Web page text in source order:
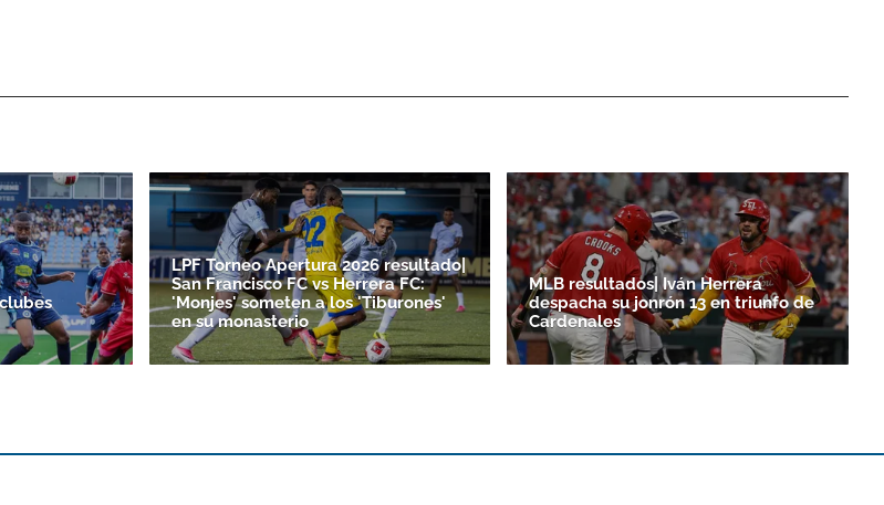
LPF Torneo Apertura 2026 resultado|
San Francisco FC vs Herrera FC:
'Monjes' someten a los 'Tiburones'
en su monasterio
MLB resultados| Iván Herrera
despacha su jonrón 13 en triunfo de
Cardenales